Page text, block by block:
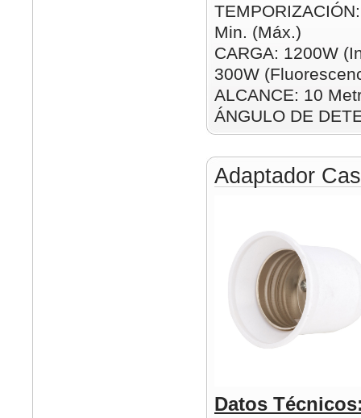
Min. (Máx.)
CARGA: 1200W
300W
ALCANCE: 10
ÁNGULO DE
Adaptador
Datos